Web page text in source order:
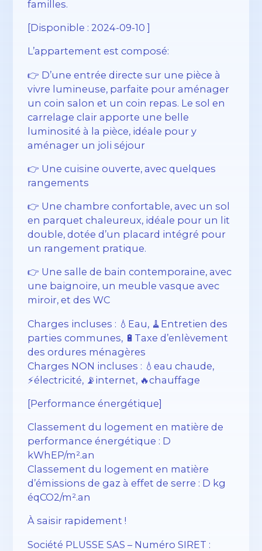
familles.
[Disponible : 2024-09-10 ]
L’appartement est composé:
👉 D’une entrée directe sur une pièce à
vivre lumineuse, parfaite pour aménager
un coin salon et un coin repas. Le sol en
carrelage clair apporte une belle
luminosité à la pièce, idéale pour y
aménager un joli séjour
👉 Une cuisine ouverte, avec quelques
rangements
👉 Une chambre confortable, avec un sol
en parquet chaleureux, idéale pour un lit
double, dotée d’un placard intégré pour
un rangement pratique.
👉 Une salle de bain contemporaine, avec
une baignoire, un meuble vasque avec
miroir, et des WC
Charges incluses : 💧Eau, 🧹Entretien des
parties communes, 🔋Taxe d’enlèvement
des ordures ménagères
Charges NON incluses : 💧eau chaude,
⚡️électricité, 📡internet, 🔥chauffage
[Performance énergétique]
Classement du logement en matière de
performance énergétique : D
kWhEP/m².an
Classement du logement en matière
d’émissions de gaz à effet de serre : D kg
éqCO2/m².an
À saisir rapidement !
Société PLUSSE SAS – ​​Numéro SIRET :